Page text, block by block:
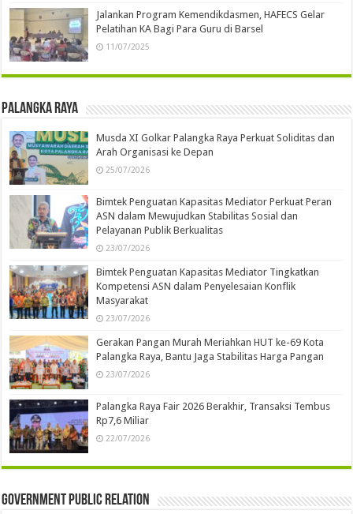
Jalankan Program Kemendikdasmen, HAFECS Gelar
Pelatihan KA Bagi Para Guru di Barsel
11/07/2025
Palangka Raya
Musda XI Golkar Palangka Raya Perkuat Soliditas dan
Arah Organisasi ke Depan
25/07/2026
Bimtek Penguatan Kapasitas Mediator Perkuat Peran
ASN dalam Mewujudkan Stabilitas Sosial dan
Pelayanan Publik Berkualitas
23/07/2026
Bimtek Penguatan Kapasitas Mediator Tingkatkan
Kompetensi ASN dalam Penyelesaian Konflik
Masyarakat
23/07/2026
Gerakan Pangan Murah Meriahkan HUT ke-69 Kota
Palangka Raya, Bantu Jaga Stabilitas Harga Pangan
23/07/2026
Palangka Raya Fair 2026 Berakhir, Transaksi Tembus
Rp7,6 Miliar
22/07/2026
Government Public Relation